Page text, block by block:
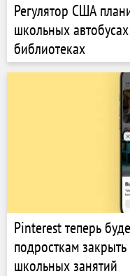
Регулятор США
школьных
библиотеках
Pinterest теперь
подросткам
школьных занятий